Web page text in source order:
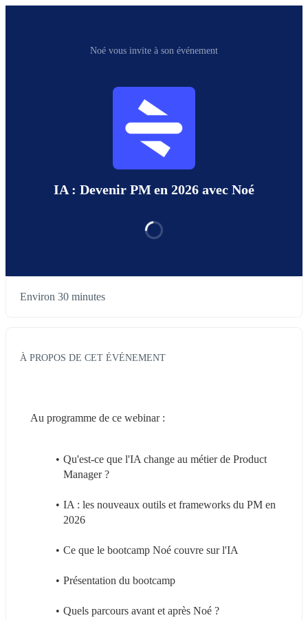
Noé vous invite à son événement
IA : Devenir PM en 2026 avec Noé
Environ 30 minutes
À PROPOS DE CET ÉVÉNEMENT
Au programme de ce webinar :
Qu'est-ce que l'IA change au métier de Product
Manager ?
IA : les nouveaux outils et frameworks du PM en
2026
Ce que le bootcamp Noé couvre sur l'IA
Présentation du bootcamp
Quels parcours avant et après Noé ?